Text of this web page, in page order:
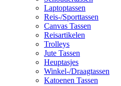
Laptoptassen
Reis-/Sporttassen
Canvas Tassen
Reisartikelen
Trolleys
Jute Tassen
Heuptasjes
Winkel-/Draagtassen
Katoenen Tassen